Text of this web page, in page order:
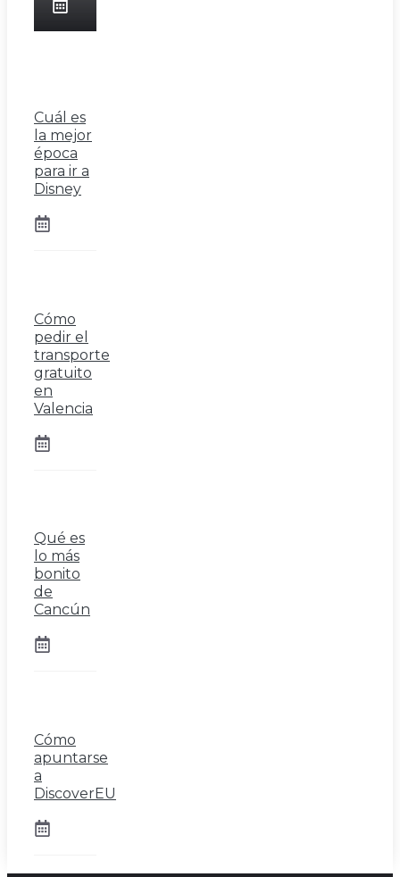
Cuál es
la mejor
época
para ir a
Disney
Cómo
pedir el
transporte
gratuito
en
Valencia
Qué es
lo más
bonito
de
Cancún
Cómo
apuntarse
a
DiscoverEU